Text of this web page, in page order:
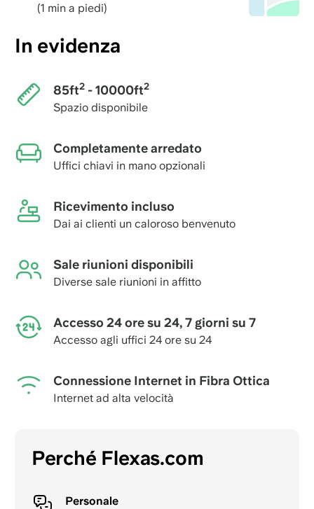
(1 min a piedi)
In evidenza
85ft2- 10000ft2
Spazio disponibile
Completamente arredato
Uffici chiavi in ​​mano opzionali
Ricevimento incluso
Dai ai clienti un caloroso benvenuto
Sale riunioni disponibili
Diverse sale riunioni in affitto
Accesso 24 ore su 24, 7 giorni su 7
Accesso agli uffici 24 ore su 24
Connessione Internet in Fibra Ottica
Internet ad alta velocità
Perché Flexas.com
Personale